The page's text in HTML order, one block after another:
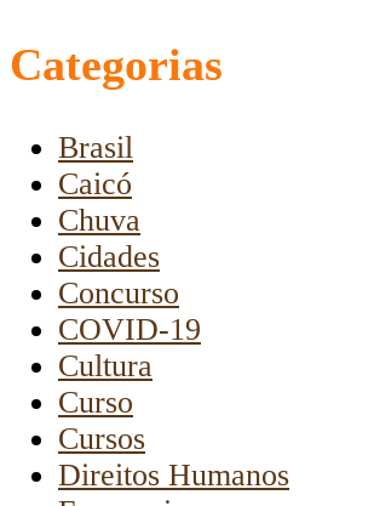
Categorias
Brasil
Caicó
Chuva
Cidades
Concurso
COVID-19
Cultura
Curso
Cursos
Direitos Humanos